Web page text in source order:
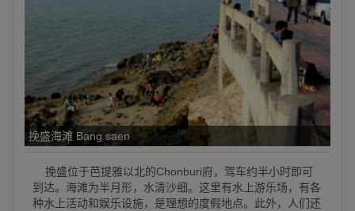
挽盛海滩 Bang saen
挽盛位于芭提雅以北的Chonburi府，驾车约半小时即可
到达。海滩为半月形，水清沙细。这里有水上游乐场，有各
种水上活动和娱乐设施，是理想的度假地点。此外，人们还